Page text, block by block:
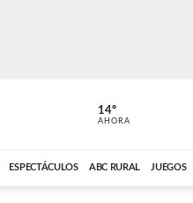
ABC CARDINAL
14º
AHORA
ESPECTÁCULOS ABC RURAL JUEGOS